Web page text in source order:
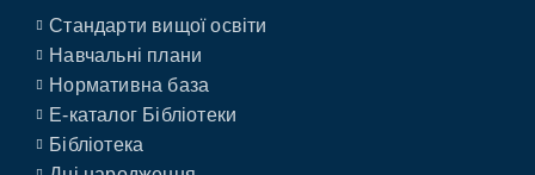
Стандарти вищої освіти
Навчальні плани
Нормативна база
E-каталог Бібліотеки
Бібліотека